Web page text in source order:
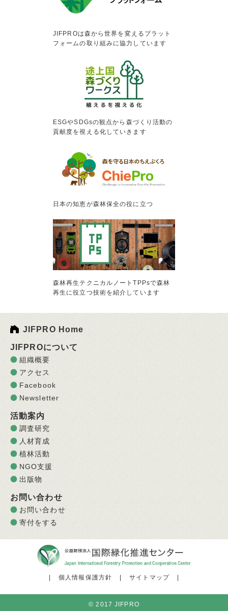
JIFPROは森から世界を変えるプラット
フォームの取り組みに協力しています
ESGやSDGsの観点から森づくり活動の
貢献度を視える化していきます
日本の知恵が森林保全の役に立つ
森林再生テクニカルノートTPPsで森林
再生に役立つ技術を紹介しています
JIFPRO Home
JIFPROについて
組織概要
アクセス
Facebook
Newsletter
活動案内
調査研究
人材育成
植林活動
NGO支援
出版物
お問い合わせ
お問い合わせ
寄付をする
個人情報保護方針 サイトマップ
© 2017 JIFPRO